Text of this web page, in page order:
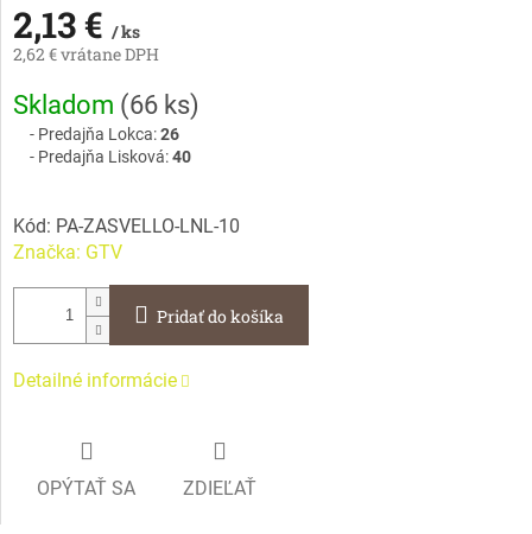
2,13 € / ks
2,62 € vrátane DPH
Jednotková
cena:
Skladom (66 ks)
Predajňa Lokca:26
Predajňa Lisková:40
Kód: PA-ZASVELLO-LNL-10
Značka: GTV
Pridať do košíka
Detailné informácie
OPÝTAŤ SA ZDIEĽAŤ